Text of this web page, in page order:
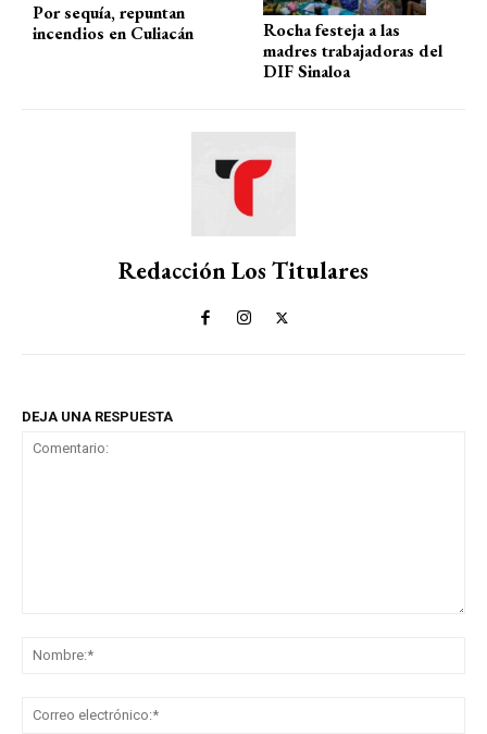
Por sequía, repuntan
incendios en Culiacán
Rocha festeja a las
madres trabajadoras del
DIF Sinaloa
Redacción Los Titulares
DEJA UNA RESPUESTA